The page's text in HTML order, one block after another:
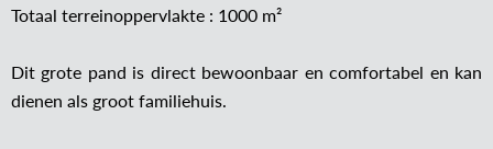
Totaal terreinoppervlakte : 1000 m²
Dit grote pand is direct bewoonbaar en comfortabel en kan
dienen als groot familiehuis.